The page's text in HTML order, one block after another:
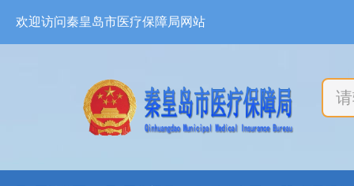
欢迎访问秦皇岛市医疗保障局网站